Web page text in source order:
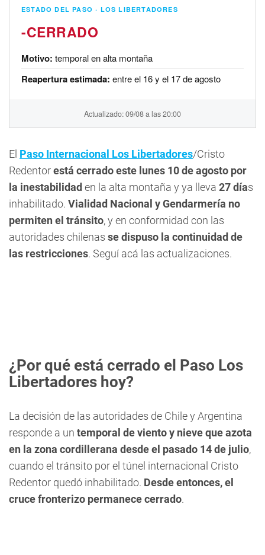
ESTADO DEL PASO · LOS LIBERTADORES
-
Motivo: temporal en alta montaña
Reapertura estimada: entre el 16 y el 17 de agosto
Actualizado: 09/08 a las 20:00
El Paso Internacional Los Libertadores/Cristo
Redentorestá cerrado este lunes 10 de agosto por
la inestabilidad en la alta montaña y ya lleva 27 días
inhabilitado. Vialidad Nacional y Gendarmería no
permiten el tránsito, y en conformidad con las
autoridades chilenas se dispuso la continuidad de
las restricciones. Seguí acá las actualizaciones.
¿Por qué está cerrado el Paso Los
Libertadores hoy?
La decisión de las autoridades de Chile y Argentina
responde a un temporal de viento y nieve que azota
en la zona cordillerana desde el pasado 14 de julio,
cuando el tránsito por el túnel internacional Cristo
Redentor quedó inhabilitado. Desde entonces, el
cruce fronterizo permanece cerrado.